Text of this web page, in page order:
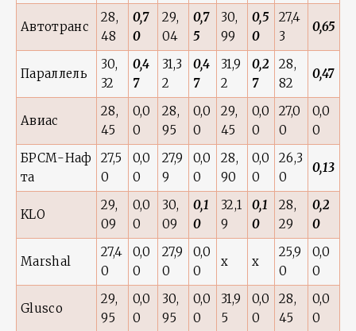
Автотранс
28,
48
0,7
0
29,
04
0,7
5
30,
99
0,5
0
27,4
3
0,65
Параллель
30,
32
0,4
7
31,3
2
0,4
7
31,9
2
0,2
7
28,
82
0,47
Авиас
28,
45
0,0
0
28,
95
0,0
0
29,
45
0,0
0
27,0
0
0,0
0
БРСМ-Наф
та
27,5
0
0,0
0
27,9
9
0,0
0
28,
90
0,0
0
26,3
0
0,13
KLO
29,
09
0,0
0
30,
09
0,1
0
32,1
9
0,1
0
28,
29
0,2
0
Marshal
27,4
0
0,0
0
27,9
0
0,0
0
x x
25,9
0
0,0
0
Glusco
29,
95
0,0
0
30,
95
0,0
0
31,9
5
0,0
0
28,
45
0,0
0